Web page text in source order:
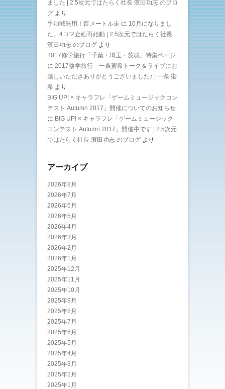
ました | 2.5次元ではたらく社長 濱田功志 のブロ
グ より
手加減無用！百メートル走 に 10月になりまし
た。4コマ企画再始動 | 2.5次元ではたらく社長
濱田功志 のブログ より
2017修学旅行「千葉・埼玉・茨城」特集ページ
に 2017修学旅行 一条蜜希トーク＆ライブにお
越しいただきありがとうございました♪ | 一条 蜜
希 より
BIG UP! × キャラフレ「ゲームミュージックコン
テスト Autumn 2017」開催についてのお知らせ
に BIG UP! × キャラフレ「ゲームミュージック
コンテスト Autumn 2017」開催中です | 2.5次元
ではたらく社長 濱田功志 のブログ より
アーカイブ
2026年8月
2026年7月
2026年6月
2026年5月
2026年4月
2026年3月
2026年2月
2026年1月
2025年12月
2025年11月
2025年10月
2025年9月
2025年8月
2025年7月
2025年6月
2025年5月
2025年4月
2025年3月
2025年2月
2025年1月